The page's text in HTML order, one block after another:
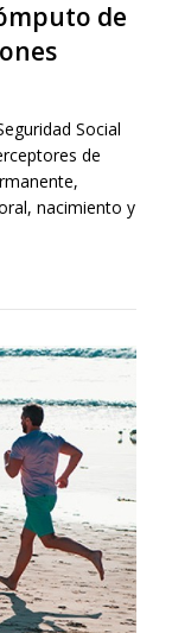
de
Social
de
nacimiento y